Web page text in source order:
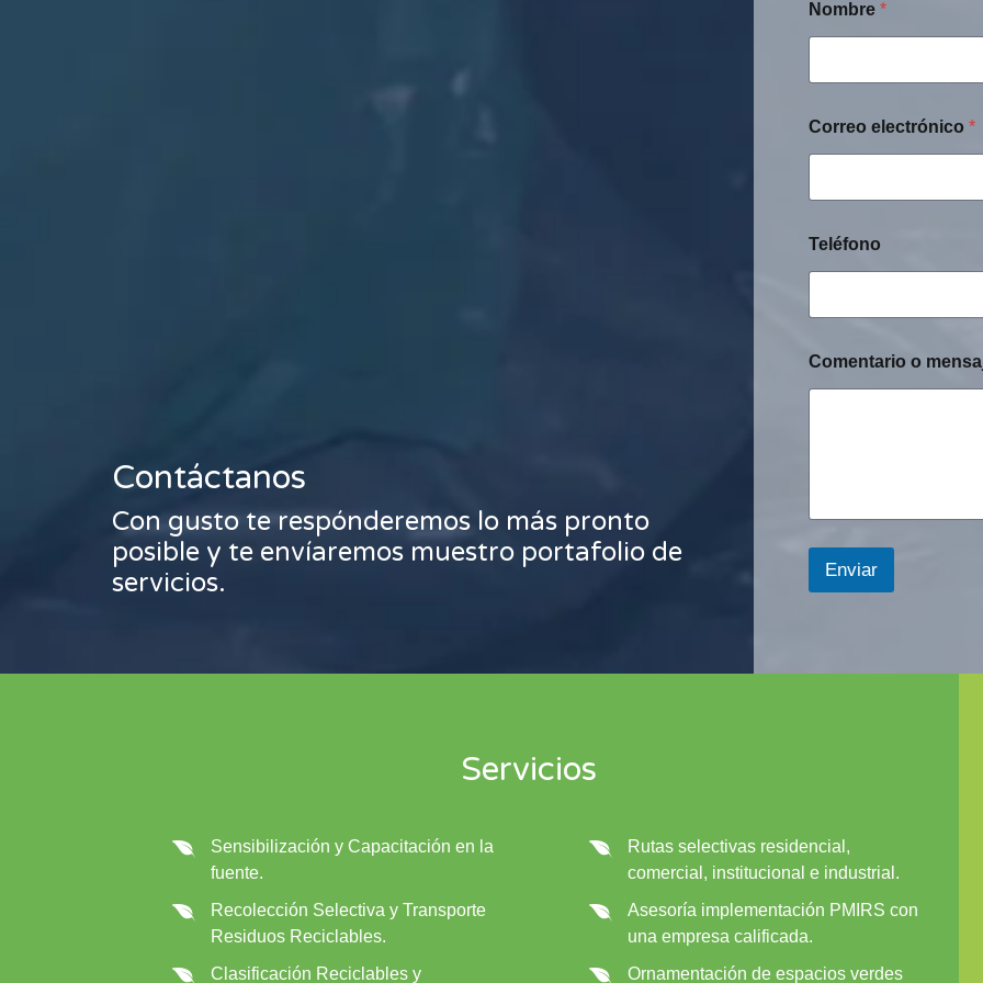
Contáctanos
Con gusto te respónderemos lo más pronto
posible y te envíaremos muestro portafolio de
servicios.
Nombre *
Correo electrónico *
Teléfono
Comentario o
Enviar
Servicios
Sensibilización y Capacitación en la
fuente.
Recolección Selectiva y Transporte
Residuos Reciclables.
Clasificación Reciclables y
Rutas selectivas residencial,
comercial, institucional e industrial.
Asesoría implementación PMIRS con
una empresa calificada.
Ornamentación de espacios verdes